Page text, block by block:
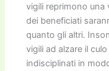
vigili reprimono una
dei beneficiati
quanto gli altri.
vigili ad alzare il
indisciplinati in